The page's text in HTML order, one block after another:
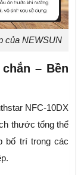
của NEWSUN
– Bền
NFC-10DX
thước tổng thể
bố trí trong các